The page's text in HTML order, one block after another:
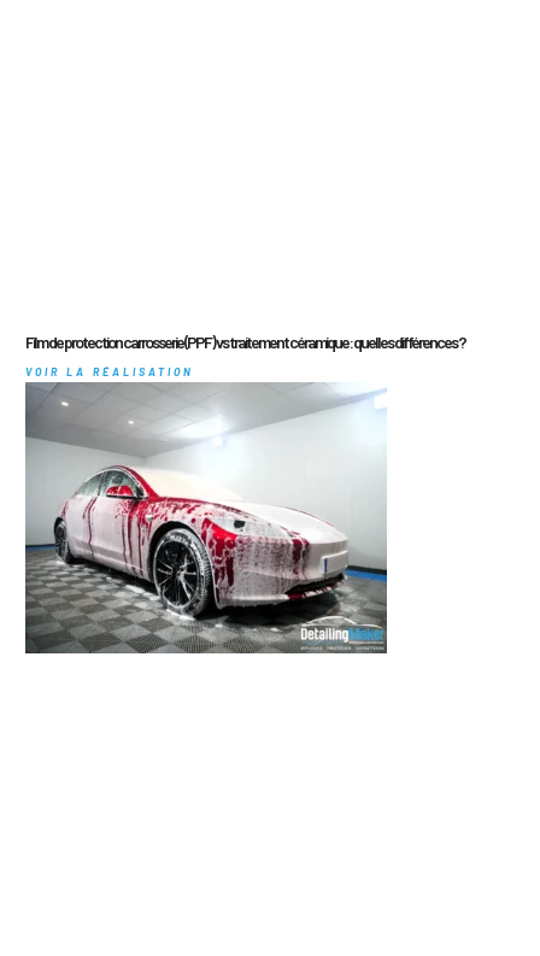
Film de protection carrosserie (PPF) vs traitement céramique : quelles différences ?
VOIR LA RÉALISATION